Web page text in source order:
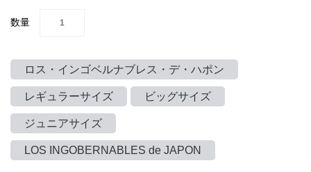
数量
ロス・インゴベルナブレス・デ・ハポン
レギュラーサイズ ビッグサイズ
ジュニアサイズ
LOS INGOBERNABLES de JAPON